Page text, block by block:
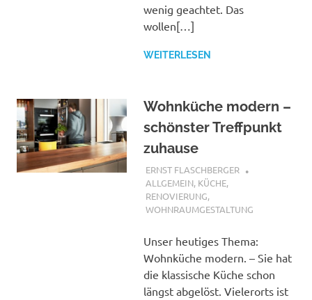
wenig geachtet. Das
wollen[…]
WEITERLESEN
Wohnküche modern –
schönster Treffpunkt
zuhause
19. AUGUST 2018
ERNST FLASCHBERGER
ALLGEMEIN, KÜCHE,
RENOVIERUNG,
WOHNRAUMGESTALTUNG
Unser heutiges Thema:
Wohnküche modern. – Sie hat
die klassische Küche schon
längst abgelöst. Vielerorts ist